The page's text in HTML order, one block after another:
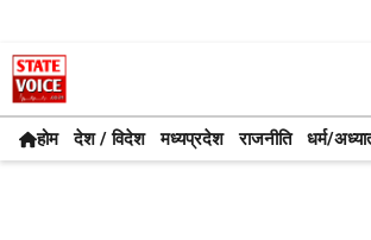
Skip
to
content
होम देश / विदेश मध्यप्रदेश राजनीति धर्म/